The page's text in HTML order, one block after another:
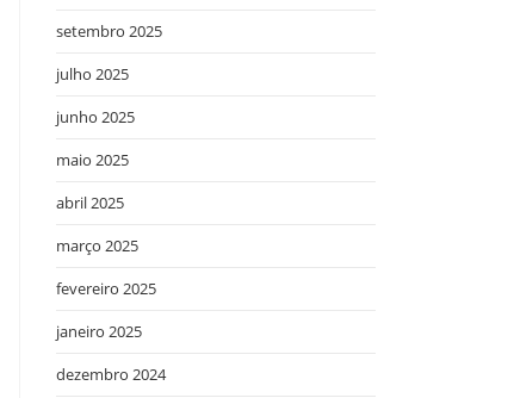
setembro 2025
julho 2025
junho 2025
maio 2025
abril 2025
março 2025
fevereiro 2025
janeiro 2025
dezembro 2024